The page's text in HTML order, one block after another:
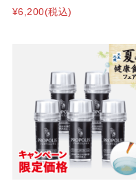
¥6,200(税込)